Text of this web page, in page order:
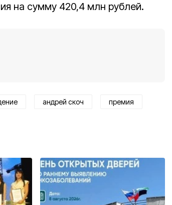
на сумму 420,4 млн рублей.
андрей скоч премия